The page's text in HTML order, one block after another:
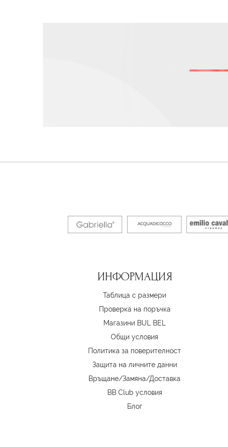
ИНФОРМАЦИЯ
Таблица с размери
Проверка на поръчка
Магазини BUL BEL
Oбщи условия
Политика за поверителност
Защита на личните данни
Връщане/Замяна/Доставка
BB Club условия
Блог